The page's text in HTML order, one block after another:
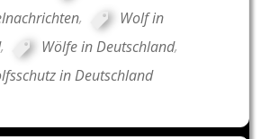
,
Wolf in
, Wölfe in Deutschland,
in Deutschland